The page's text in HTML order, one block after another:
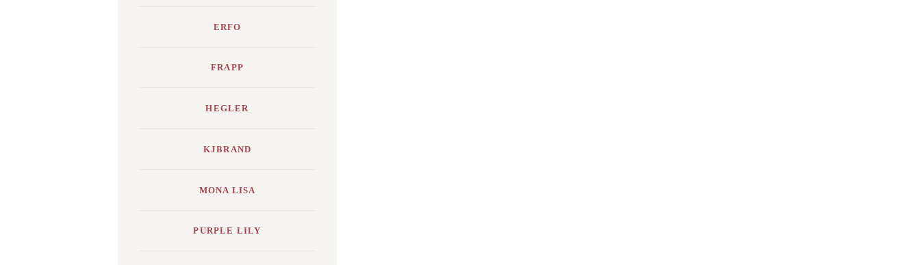
ERFO
FRAPP
HEGLER
KJBRAND
MONA LISA
PURPLE LILY